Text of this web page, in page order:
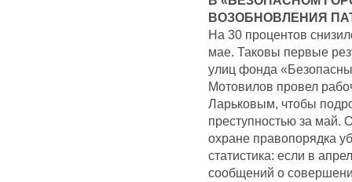
ВОЗОБНОВЛЕНИЯ
На 30 процентов
мае. Таковы первые
улиц фонда
Мотовилов провел
Ларьковым, чтобы
преступностью за май.
охране правопорядка
статистика: если в
сообщений о